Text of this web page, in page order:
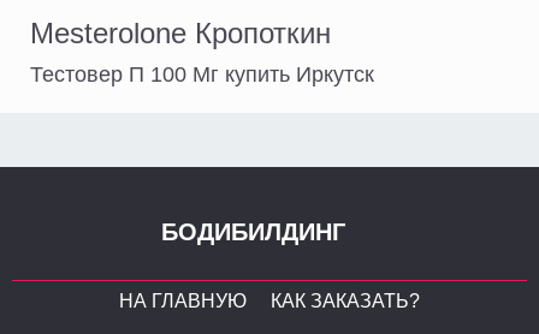
Mesterolone Кропоткин
Тестовер П 100 Мг купить Иркутск
БОДИБИЛДИНГ
НА ГЛАВНУЮ
КАК ЗАКАЗАТЬ?